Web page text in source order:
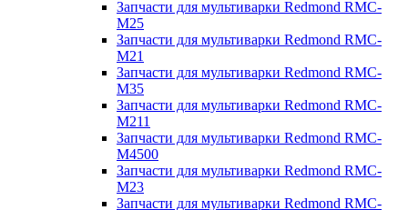
Запчасти для мультиварки Redmond RMC-
M25
Запчасти для мультиварки Redmond RMC-
M21
Запчасти для мультиварки Redmond RMC-
M35
Запчасти для мультиварки Redmond RMC-
M211
Запчасти для мультиварки Redmond RMC-
M4500
Запчасти для мультиварки Redmond RMC-
M23
Запчасти для мультиварки Redmond RMC-